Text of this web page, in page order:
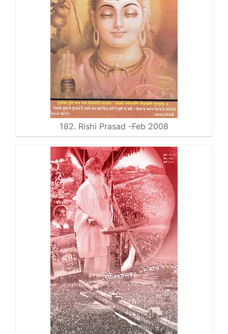
182. Rishi Prasad -Feb 2008